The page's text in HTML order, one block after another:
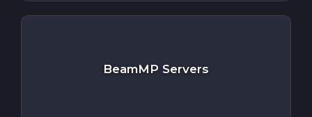
BeamMP Servers